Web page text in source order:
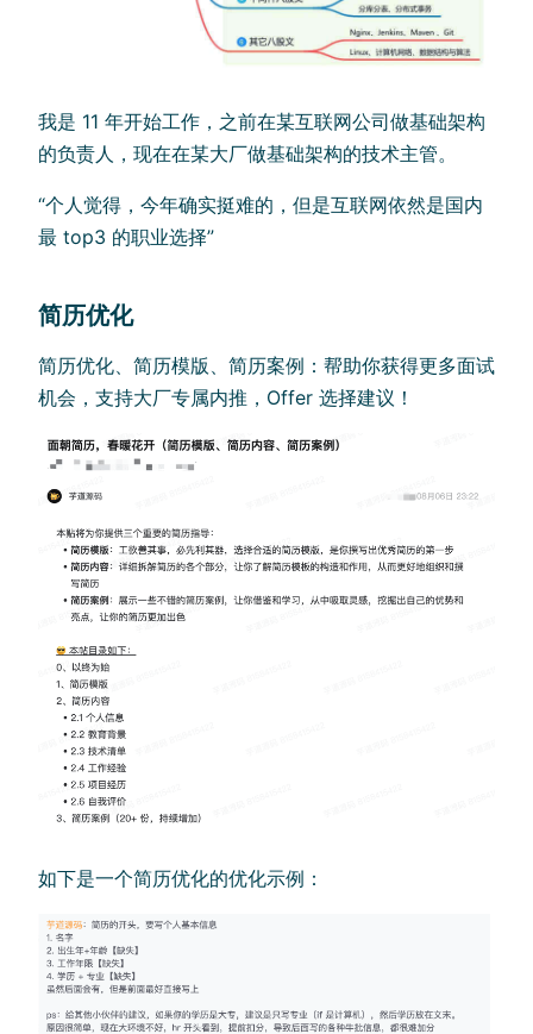
我是 11 年开始工作，之前在某互联网公司做基础架构
的负责人，现在在某大厂做基础架构的技术主管。
“个人觉得，今年确实挺难的，但是互联网依然是国内
最 top3 的职业选择”
简历优化
简历优化、简历模版、简历案例：帮助你获得更多面试
机会，支持大厂专属内推，Offer 选择建议！
如下是一个简历优化的优化示例：